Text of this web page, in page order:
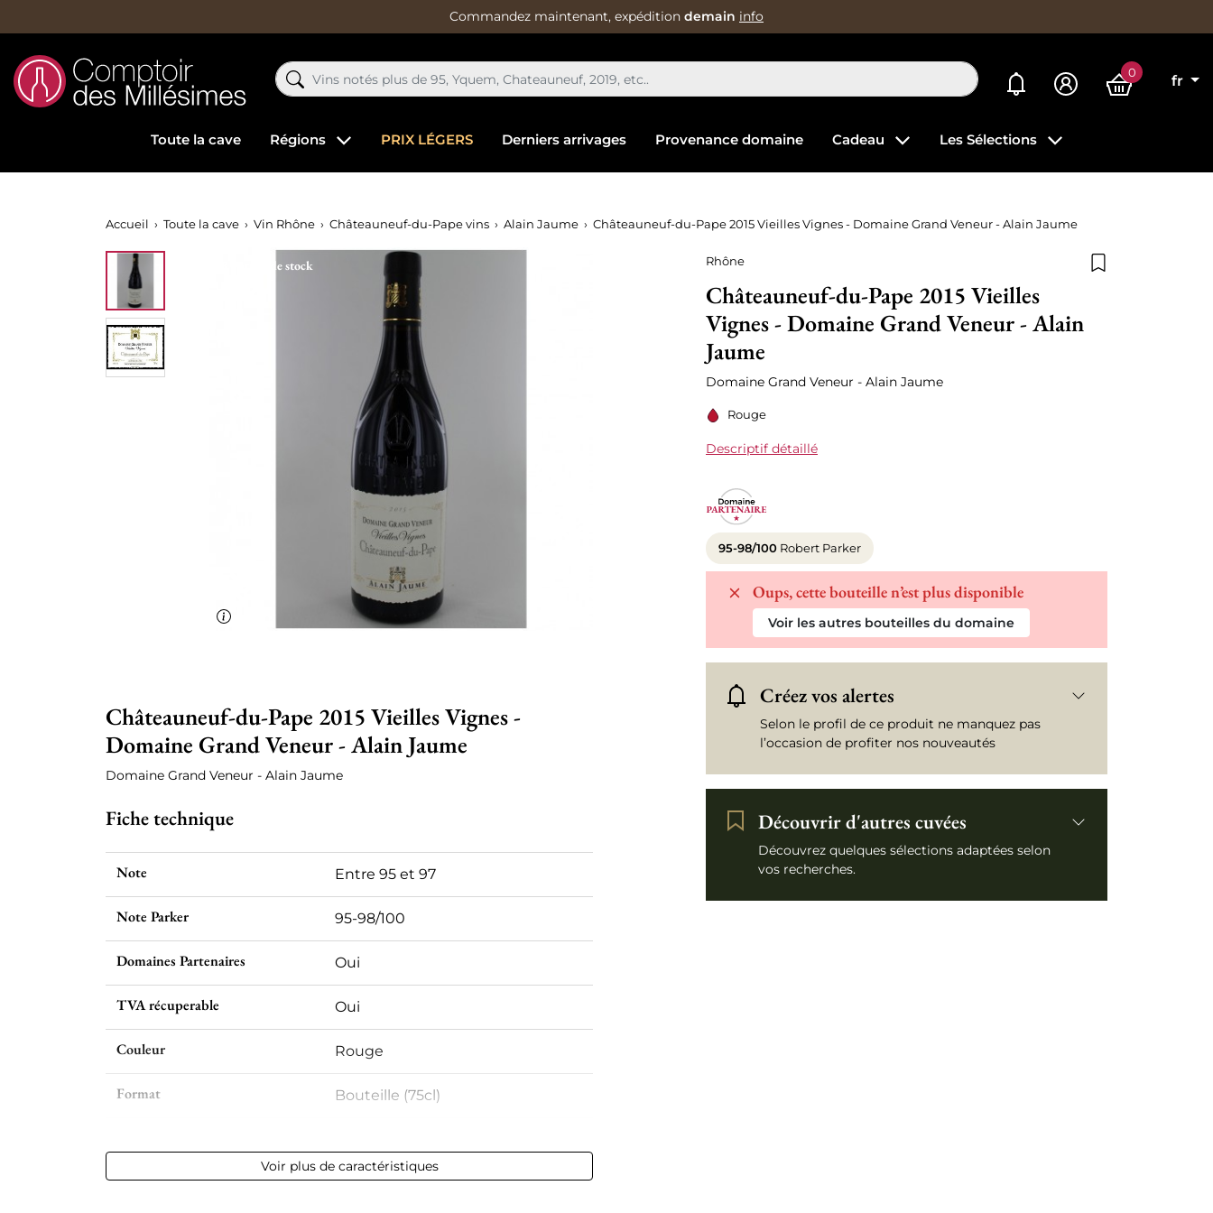
Commandez maintenant, expédition demain info
Mes alertes 0
fr
Toute la cave Régions PRIX LÉGERS Derniers arrivages Provenance domaine Cadeau Les Sélections
Accueil Toute la cave Vin Rhône Châteauneuf-du-Pape vins Alain Jaume Châteauneuf-du-Pape 2015 Vieilles Vignes - Domaine Grand Veneur - Alain Jaume
Rhône
Châteauneuf-du-Pape 2015 Vieilles
Vignes - Domaine Grand Veneur - Alain
Jaume
Domaine Grand Veneur - Alain Jaume
Rouge
Descriptif détaillé
95-98/100 Robert Parker
Oups, cette bouteille n’est plus disponible
Voir les autres bouteilles du domaine
Créez vos alertes
Selon le profil de ce produit ne manquez pas
l’occasion de profiter nos nouveautés
Découvrir d'autres cuvées
Découvrez quelques sélections adaptées selon
vos recherches.
Rupture de stock
Châteauneuf-du-Pape 2015 Vieilles Vignes -
Domaine Grand Veneur - Alain Jaume
Domaine Grand Veneur - Alain Jaume
Fiche technique
Note Entre 95 et 97
Note Parker 95-98/100
Domaines Partenaires Oui
TVA récuperable Oui
Couleur Rouge
Format Bouteille (75cl)
Volume 12,50 % vol - 75 cl
Voir plus de caractéristiques